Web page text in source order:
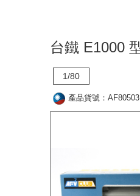
台鐵 E1000
1/80
產品貨號：AF80503